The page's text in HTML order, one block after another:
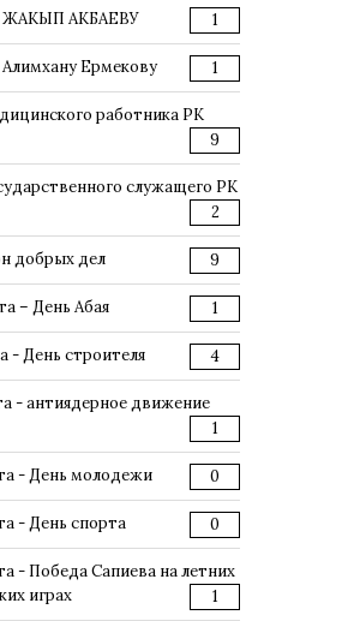
ЖАКЫП АКБАЕВУ 1
Ермекову 1
работника РК
9
служащего РК
2
добрых дел 9
– День Абая 1
- День строителя 4
- антиядерное движение
1
- День молодежи 0
- День спорта 0
- Победа Сапиева на летних
играх
1